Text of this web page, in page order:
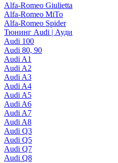
Alfa-Romeo Giulietta
Alfa-Romeo MiTo
Alfa-Romeo Spider
Тюнинг Audi | Ауди
Audi 100
Audi 80, 90
Audi A1
Audi A2
Audi A3
Audi A4
Audi A5
Audi A6
Audi A7
Audi A8
Audi Q3
Audi Q5
Audi Q7
Audi Q8